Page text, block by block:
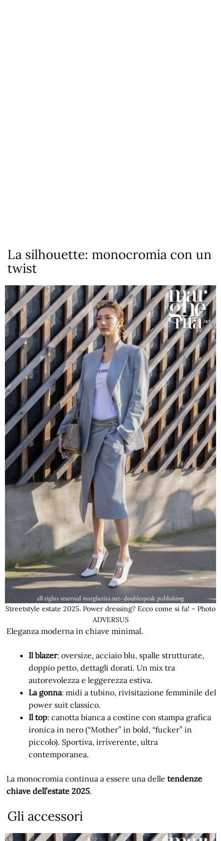
La silhouette: monocromia con un
twist
Streetstyle estate 2025. Power dressing? Ecco come si fa! – Photo
ADVERSUS
Eleganza moderna in chiave minimal.
Il blazer: oversize, acciaio blu, spalle strutturate,
doppio petto, dettagli dorati. Un mix tra
autorevolezza e leggerezza estiva.
La gonna: midi a tubino, rivisitazione femminile del
power suit classico.
Il top: canotta bianca a costine con stampa grafica
ironica in nero (“Mother” in bold, “fucker” in
piccolo). Sportiva, irriverente, ultra
contemporanea.
La monocromia continua a essere una delletendenze
chiave dell’estate 2025.
Gli accessori